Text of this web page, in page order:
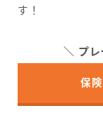
す！
プ
保